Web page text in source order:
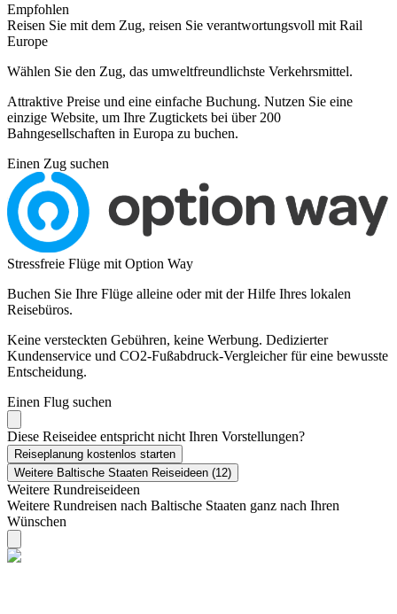
Empfohlen
Reisen Sie mit dem Zug, reisen Sie verantwortungsvoll mit Rail
Europe
Wählen Sie den Zug, das umweltfreundlichste Verkehrsmittel.
Attraktive Preise und eine einfache Buchung. Nutzen Sie eine
einzige Website, um Ihre Zugtickets bei über 200
Bahngesellschaften in Europa zu buchen.
Einen Zug suchen
Stressfreie Flüge mit Option Way
Buchen Sie Ihre Flüge alleine oder mit der Hilfe Ihres lokalen
Reisebüros.
Keine versteckten Gebühren, keine Werbung. Dedizierter
Kundenservice und CO2-Fußabdruck-Vergleicher für eine bewusste
Entscheidung.
Einen Flug suchen
Diese Reiseidee entspricht nicht Ihren Vorstellungen?
Reiseplanung kostenlos starten
Weitere Baltische Staaten Reiseideen (12)
Weitere Rundreiseideen
Weitere Rundreisen nach Baltische Staaten ganz nach Ihren
Wünschen